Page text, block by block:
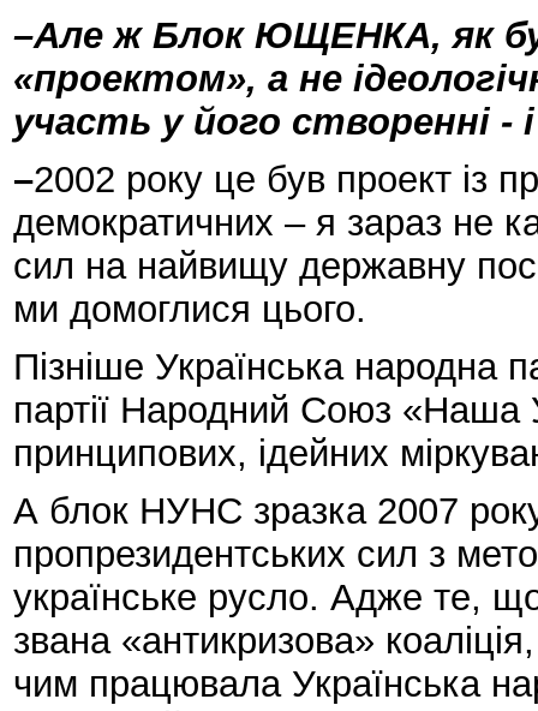
–Але ж Блок ЮЩЕНКА, як
«проектом», а не
участь у його створенні -
–2002 року це був проект із
демократичних – я зараз не
сил на найвищу державну
ми домоглися цього.
Пізніше Українська народна
партії Народний Союз «Наша
принципових, ідейних
А блок НУНС зразка 2007
пропрезидентських сил з
українське русло. Адже те,
звана «антикризова»
чим працювала Українська